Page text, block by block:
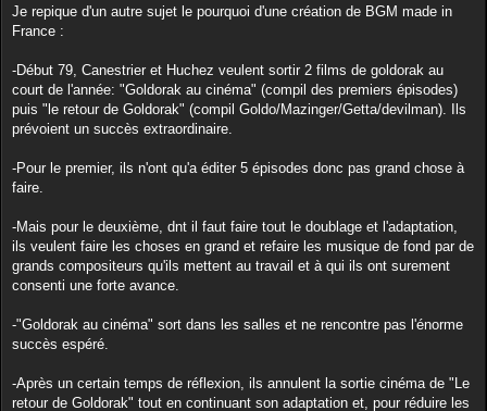
s
a
Je repique d'un autre sujet le pourquoi d'une création de BGM made in
France :
-Début 79, Canestrier et Huchez veulent sortir 2 films de goldorak au
court de l'année: "Goldorak au cinéma" (compil des premiers épisodes)
puis "le retour de Goldorak" (compil Goldo/Mazinger/Getta/devilman). Ils
prévoient un succès extraordinaire.
-Pour le premier, ils n'ont qu'a éditer 5 épisodes donc pas grand chose à
faire.
-Mais pour le deuxième, dnt il faut faire tout le doublage et l'adaptation,
ils veulent faire les choses en grand et refaire les musique de fond par de
grands compositeurs qu'ils mettent au travail et à qui ils ont surement
consenti une forte avance.
-"Goldorak au cinéma" sort dans les salles et ne rencontre pas l'énorme
succès espéré.
-Après un certain temps de réflexion, ils annulent la sortie cinéma de "Le
retour de Goldorak" tout en continuant son adaptation et, pour réduire les